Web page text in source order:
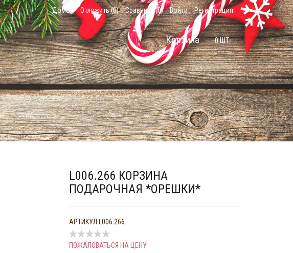
Домой Отложить (0) Сравнить (0) Войти Регистрация
Корзина 0ШТ.
L006.266 КОРЗИНА
ПОДАРОЧНАЯ *ОРЕШКИ*
АРТИКУЛ L006.266
ПОЖАЛОВАТЬСЯ НА ЦЕНУ